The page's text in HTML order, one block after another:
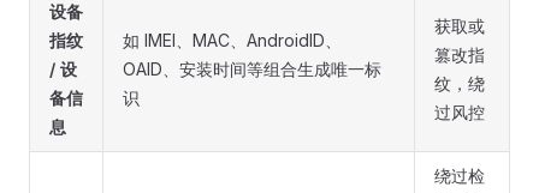
设备
指纹
/ 设
备信
息
如 IMEI、MAC、AndroidID、
OAID、安装时间等组合生成唯一标
识
获取或
篡改指
纹，绕
过风控
绕过检